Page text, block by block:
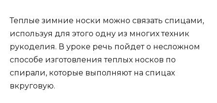
Теплые зимние носки можно связать спицами,
используя для этого одну из многих техник
рукоделия. В уроке речь пойдет о несложном
способе изготовления теплых носков по
спирали, которые выполняют на спицах
вкруговую.